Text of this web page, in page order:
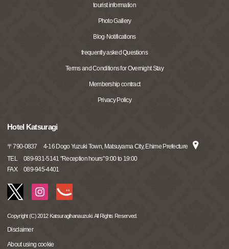
tourist information
Photo Gallery
Blog·Notifications
frequently asked Questions
Terms and Conditions for Overnight Stay
Membership contract
Privacy Policy
Hotel Katsuragi
〒790-0837
4-16 Dogo Yuzuki Town, Matsuyama City, Ehime Prefecture
TEL
089-931-5141 "Reception hours" 9:00 to 19:00
FAX
089-945-4401
Copyright (C) 2012 Katsuragihanauzuki. All Rights Reserved.
Disclaimer
About using cookie